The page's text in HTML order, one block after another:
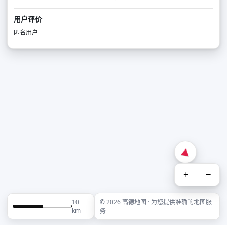
用户评价
匿名用户
+ −
10
km
© 2026 高德地图 · 为您提供准确的地图服
务